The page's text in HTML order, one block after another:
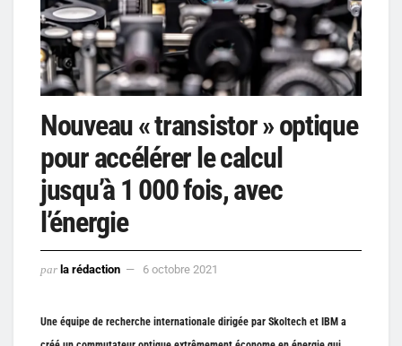
Nouveau « transistor » optique
pour accélérer le calcul
jusqu’à 1 000 fois, avec
l’énergie
par la rédaction 6 octobre 2021
Une équipe de recherche internationale dirigée par Skoltech et IBM a